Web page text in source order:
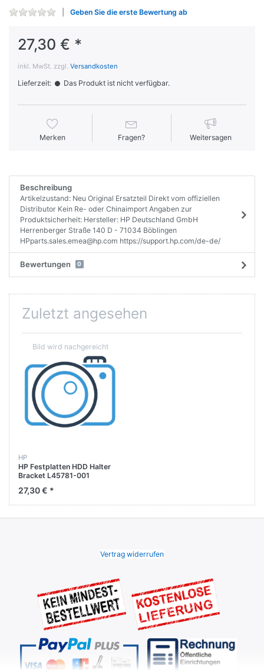
Geben Sie die erste Bewertung ab
27,30 € *
inkl. MwSt. zzgl. Versandkosten
Lieferzeit: Das Produkt ist nicht verfügbar.
Merken Fragen? Weitersagen
Beschreibung
Artikelzustand: Neu Original Ersatzteil Direkt vom offiziellen
Distributor Kein Re- oder Chinaimport Angaben zur
Produktsicherheit: Hersteller: HP Deutschland GmbH
Herrenberger Straße 140 D - 71034 Böblingen
HPparts.sales.emea@hp.com https://support.hp.com/de-de/
Bewertungen 0
Zuletzt angesehen
HP
HP Festplatten HDD Halter
Bracket L45781-001
27,30 € *
Vertrag widerrufen